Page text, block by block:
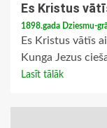
Es Kristus
1898.gada Dziesmu-
Es Kristus vātīs
Kunga Jezus
Lasīt tālāk